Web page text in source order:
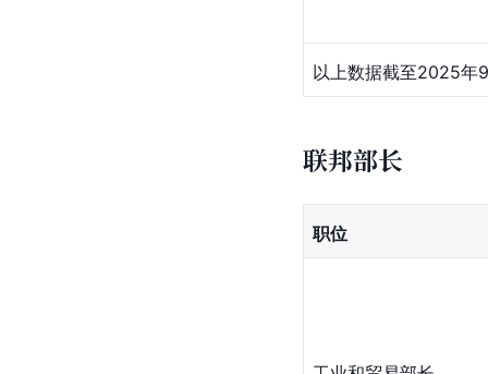
以上数据截至2025年
联邦部长
职位